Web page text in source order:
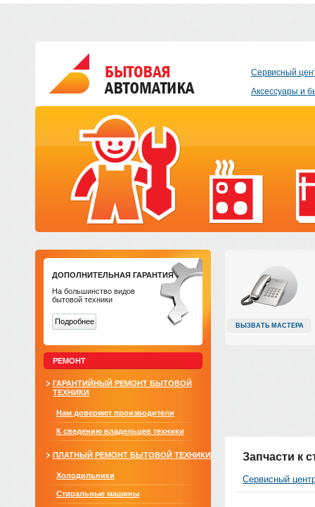
Сервисный
Аксессуары и
ДОПОЛНИТЕЛЬНАЯ ГАРАНТИЯ
На большинство видов
бытовой техники
Подробнее
РЕМОНТ
ГАРАНТИЙНЫЙ РЕМОНТ БЫТОВОЙ
ТЕХНИКИ
Нам доверяют производители
К сведению владельцев техники
ПЛАТНЫЙ РЕМОНТ БЫТОВОЙ ТЕХНИКИ
Холодильники
Стиральные машины
ВЫЗВАТЬ МАСТЕРА
Запчасти к
Сервисный